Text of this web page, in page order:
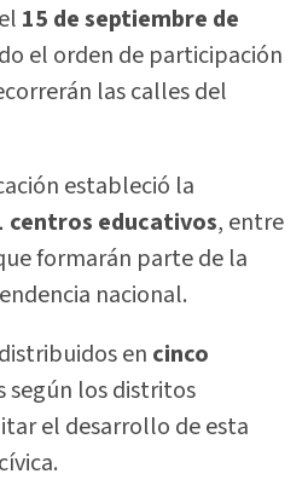
15 de septiembre de
el orden de participación
las calles del
estableció la
centros educativos, entre
formarán parte de la
nacional.
en cinco
según los distritos
el desarrollo de esta